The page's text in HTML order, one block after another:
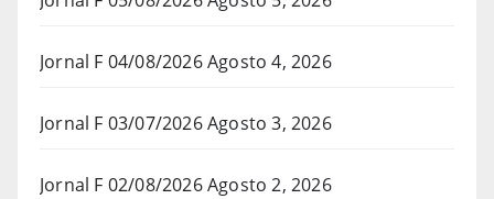
Jornal F 04/08/2026Agosto 4, 2026
Jornal F 03/07/2026Agosto 3, 2026
Jornal F 02/08/2026Agosto 2, 2026